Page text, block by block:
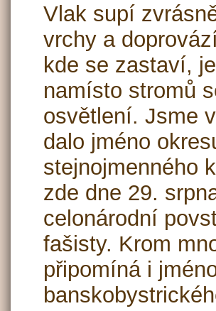
Vlak supí
vrchy a
kde se zastaví,
namísto stromů
osvětlení. Jsme
dalo jméno
stejnojmenného
zde dne 29.
celonárodní
fašisty. Krom
připomíná i